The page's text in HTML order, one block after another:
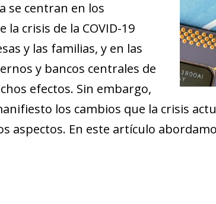
se centran en los
crisis de la COVID-19
y las familias, y en las
y bancos centrales de
efectos. Sin embargo,
los cambios que la crisis
aspectos. En este artículo